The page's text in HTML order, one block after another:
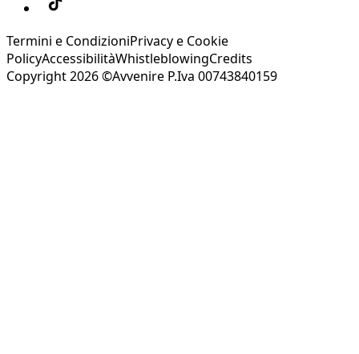
Termini e CondizioniPrivacy e Cookie
PolicyAccessibilitàWhistleblowingCredits
Copyright 2026 ©Avvenire P.Iva 00743840159